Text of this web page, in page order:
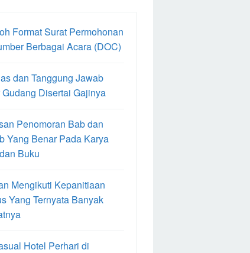
Format Surat Permohonan
Berbagai Acara (DOC)
dan Tanggung Jawab
Disertai Gajinya
Penomoran Bab dan
Yang Benar Pada Karya
Buku
Mengikuti Kepanitiaan
Yang Ternyata Banyak
Hotel Perhari di